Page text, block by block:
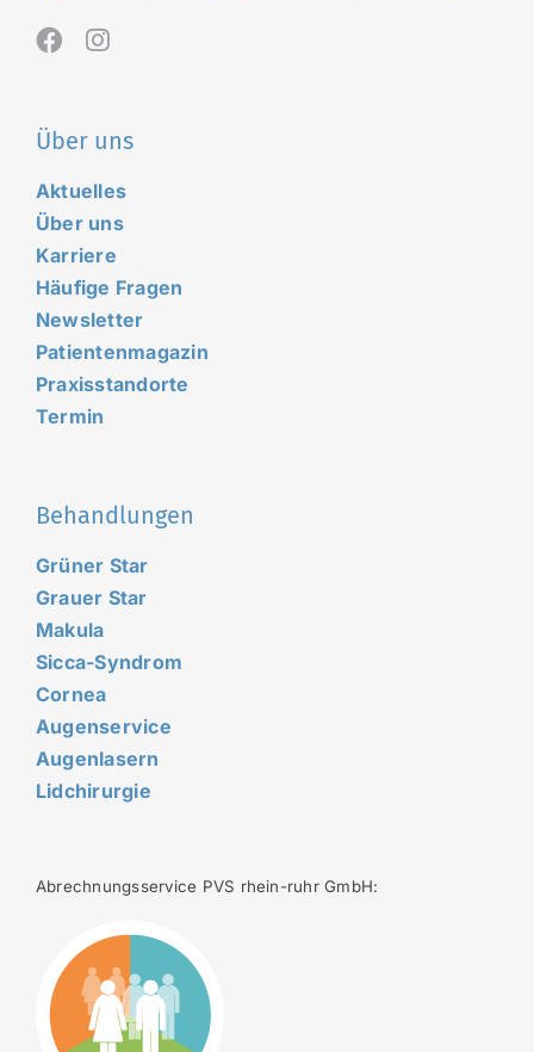
Über uns
Aktuelles
Über uns
Karriere
Häufige Fragen
Newsletter
Patientenmagazin
Praxisstandorte
Termin
Behandlungen
Grüner Star
Grauer Star
Makula
Sicca-Syndrom
Cornea
Augenservice
Augenlasern
Lidchirurgie
Abrechnungsservice PVS rhein-ruhr GmbH: